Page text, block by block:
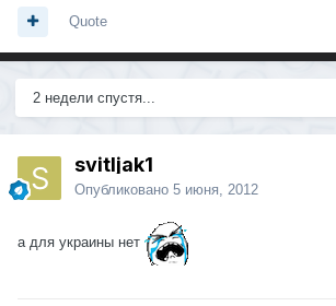
Quote
2 недели спустя...
svitljak1
Опубликовано 5 июня, 2012
а для украины нет